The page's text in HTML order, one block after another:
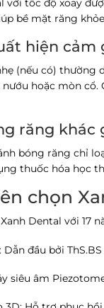
với tốc độ xoay
bề mặt răng
hiện
(nếu có) thường
hoặc mòn cổ.
răng khác
bóng răng chỉ
thuốc hóa học
chọn
Dental với 17
Dẫn đầu bởi
siêu âm